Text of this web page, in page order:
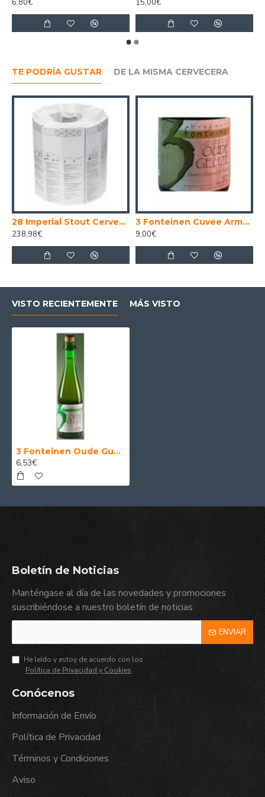
6,80€
15,00€
TE PODRÍA GUSTAR DE LA MISMA CERVECERA
28 Imperial Stout Cerveza Belga Stout Imperial 30 Litros
238,98€
3 Fonteinen Cuvee Armand . Gaston - Cerveza Belga Lambic Gueuze 37,5cl
9,00€
VISTO RECIENTEMENTE MÁS VISTO
3 Fonteinen Oude Gueuze - Cerveza Belga Lambic 37,5cl
6,53€
Boletín de Noticias
Manténgase al día de las novedades y promociones
suscribiéndose a nuestro boletín de noticias
ENVIAR
He leído y estoy de acuerdo con los
Política de Privacidad y Cookies
Conócenos
Información de Envío
Política de Privacidad
Términos y Condiciones
Aviso